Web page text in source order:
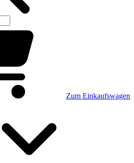
Zum Einkaufswagen